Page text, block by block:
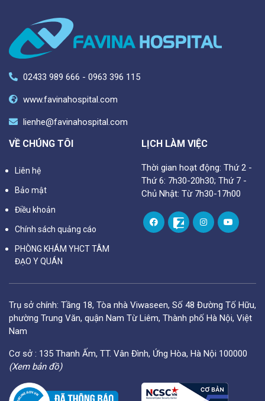
02433 989 666 - 0963 396 115
www.favinahospital.com
lienhe@favinahospital.com
VỀ CHÚNG TÔI
Liên hệ
Bảo mật
Điều khoản
Chính sách quảng cáo
PHÒNG KHÁM YHCT TÂM
ĐẠO Y QUÁN
LỊCH LÀM VIỆC
Thời gian hoạt động: Thứ 2 -
Thứ 6: 7h30-20h30; Thứ 7 -
Chủ Nhật: Từ 7h30-17h00
Trụ sở chính: Tầng 18, Tòa nhà Viwaseen, Số 48 Đường Tố Hữu,
phường Trung Văn, quận Nam Từ Liêm, Thành phố Hà Nội, Việt
Nam
Cơ sở : 135 Thanh Ấm, TT. Vân Đình, Ứng Hòa, Hà Nội 100000
(Xem bản đồ)